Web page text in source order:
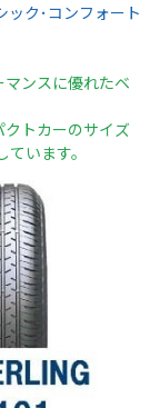
ック･コンフォート
ンスに優れたベ
トカーのサイズ
います。